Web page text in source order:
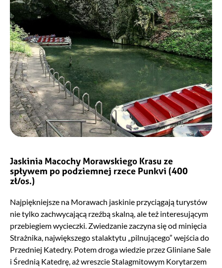
Jaskinia Macochy Morawskiego Krasu ze
spływem po podziemnej rzece Punkvi (400
zł/os.)
Najpiękniejsze na Morawach jaskinie przyciągają turystów
nie tylko zachwycającą rzeźbą skalną, ale też interesującym
przebiegiem wycieczki. Zwiedzanie zaczyna się od minięcia
Strażnika, największego stalaktytu „pilnującego” wejścia do
Przedniej Katedry. Potem droga wiedzie przez Gliniane Sale
i Średnią Katedrę, aż wreszcie Stalagmitowym Korytarzem